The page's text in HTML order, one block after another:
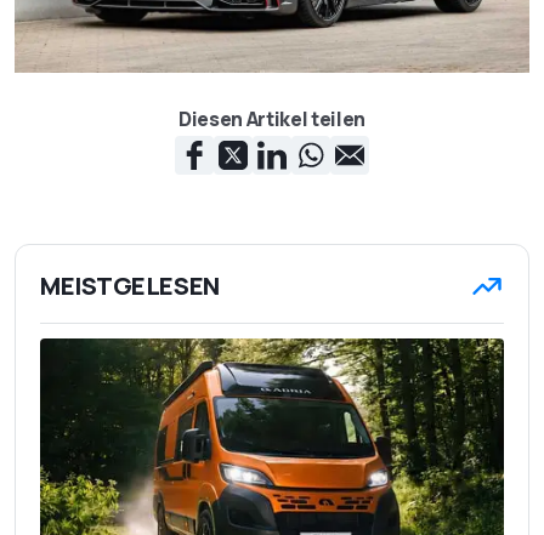
Diesen Artikel teilen
MEISTGELESEN